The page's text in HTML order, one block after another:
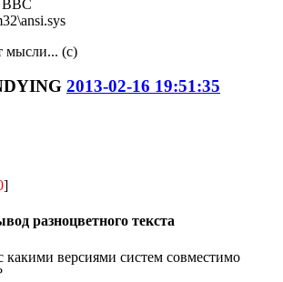
ВВС
мысли... (с)
2013-02-16 19:51:35
]
разноцветного текста
какими версиями систем совместимо